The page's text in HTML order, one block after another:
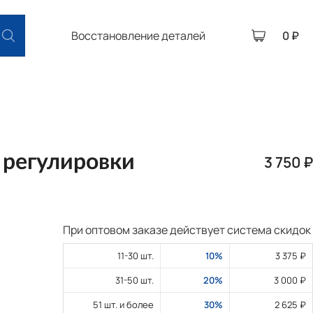
Восстановление деталей 0 ₽
3 750 ₽
При оптовом заказе действует система скидок
11-30 шт. 10%
3 375 ₽
31-50 шт.
20%
3 000 ₽
51 шт. и более
30% 2 625 ₽